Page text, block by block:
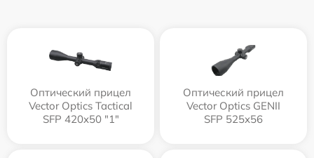
Оптический прицел
Vector Optics Tactical
SFP 420x50 "1"
Оптический прицел
Vector Optics GENII
SFP 525x56